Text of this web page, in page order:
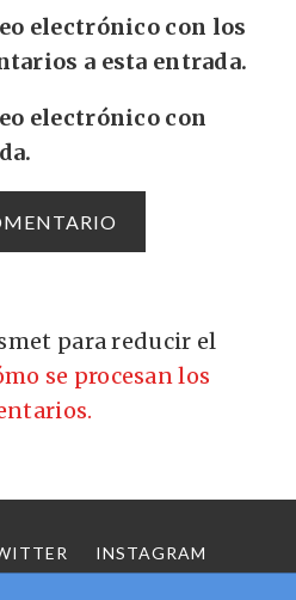
electrónico con los
a esta entrada.
electrónico con
para reducir el
se procesan los
INSTAGRAM